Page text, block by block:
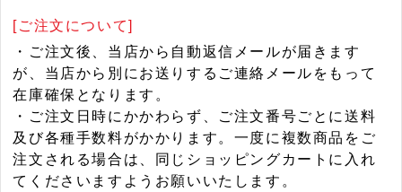
[ご注文について]
・ご注文後、当店から自動返信メールが届きます
が、当店から別にお送りするご連絡メールをもって
在庫確保となります。
・ご注文日時にかかわらず、ご注文番号ごとに送料
及び各種手数料がかかります。一度に複数商品をご
注文される場合は、同じショッピングカートに入れ
てくださいますようお願いいたします。